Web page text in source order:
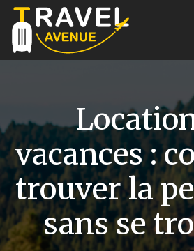
vacances :
trouver la
sans se